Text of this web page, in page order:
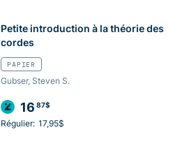
Petite introduction à la théorie des
cordes
PAPIER
Gubser, Steven S.
16 87$
Régulier: 17,95$